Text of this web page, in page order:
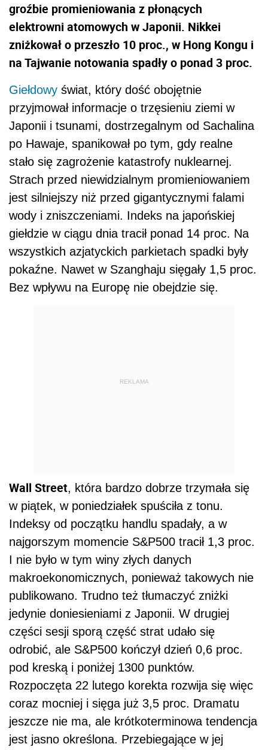
groźbie promieniowania z płonących
elektrowni atomowych w Japonii. Nikkei
zniżkował o przeszło 10 proc., w Hong Kongu i
na Tajwanie notowania spadły o ponad 3 proc.
Giełdowy świat, który dość obojętnie
przyjmował informacje o trzęsieniu ziemi w
Japonii i tsunami, dostrzegalnym od Sachalina
po Hawaje, spanikował po tym, gdy realne
stało się zagrożenie katastrofy nuklearnej.
Strach przed niewidzialnym promieniowaniem
jest silniejszy niż przed gigantycznymi falami
wody i zniszczeniami. Indeks na japońskiej
giełdzie w ciągu dnia tracił ponad 14 proc. Na
wszystkich azjatyckich parkietach spadki były
pokaźne. Nawet w Szanghaju sięgały 1,5 proc.
Bez wpływu na Europę nie obejdzie się.
REKLAMA
Wall Street, która bardzo dobrze trzymała się
w piątek, w poniedziałek spuściła z tonu.
Indeksy od początku handlu spadały, a w
najgorszym momencie S&P500 tracił 1,3 proc.
I nie było w tym winy złych danych
makroekonomicznych, ponieważ takowych nie
publikowano. Trudno też tłumaczyć zniżki
jedynie doniesieniami z Japonii. W drugiej
części sesji sporą część strat udało się
odrobić, ale S&P500 kończył dzień 0,6 proc.
pod kreską i poniżej 1300 punktów.
Rozpoczęta 22 lutego korekta rozwija się więc
coraz mocniej i sięga już 3,5 proc. Dramatu
jeszcze nie ma, ale krótkoterminowa tendencja
jest jasno określona. Przebiegające w jej